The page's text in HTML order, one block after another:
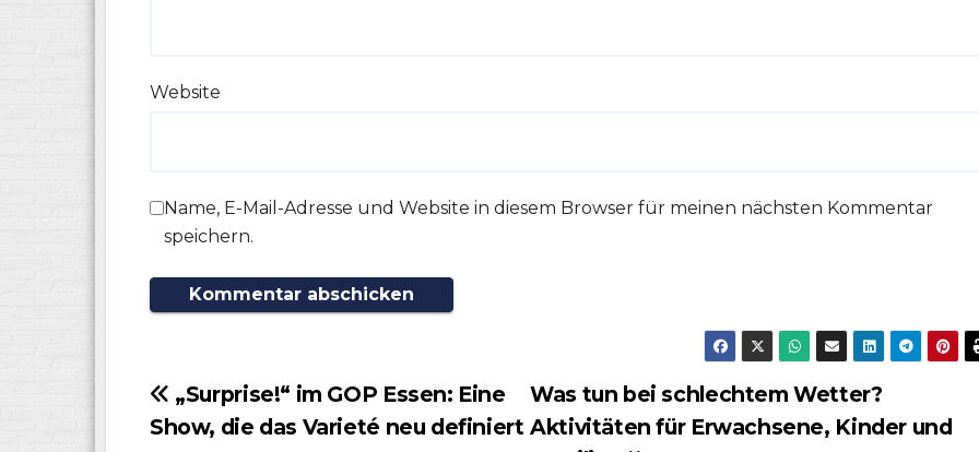
Website
Name, E-Mail-Adresse und Website in diesem Browser für meinen nächsten Kommentar
speichern.
Beitragsnavigation
Was tun bei schlechtem Wetter?
Aktivitäten für Erwachsene, Kinder und
„Surprise!“ im GOP Essen: Eine
Show, die das Varieté neu definiert